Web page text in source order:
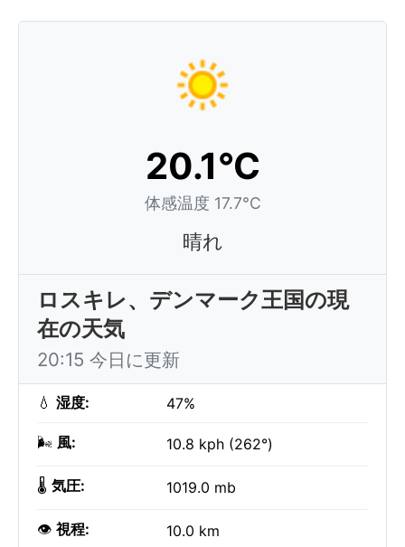
20.1°C
体感温度 17.7°C
晴れ
ロスキレ、デンマーク王国の現
在の天気
20:15 今日に更新
💧 湿度: 47%
🌬️ 風: 10.8 kph (262°)
🌡️ 気圧: 1019.0 mb
👁️ 視程: 10.0 km